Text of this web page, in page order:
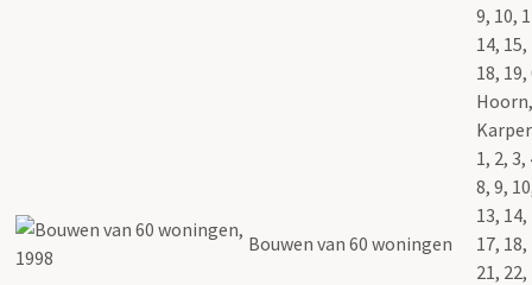
Bouwen van 60 woningen
9, 10,
14,
18, 19,
Hoorn,
1, 2, 3,
8, 9,
13,
17,
21,